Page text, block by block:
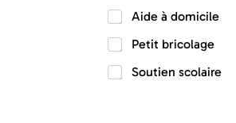
Aide à domicile
Petit bricolage
Soutien scolaire